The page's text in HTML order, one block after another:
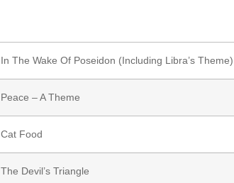
In The Wake Of Poseidon (Including Libra’s Theme)
Peace – A Theme
Cat Food
The Devil’s Triangle